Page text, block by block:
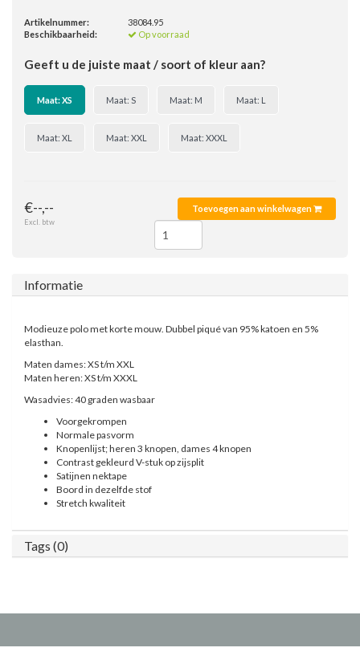
Artikelnummer:
38084.95
Beschikbaarheid:
Op voorraad
Geeft u de juiste maat / soort of kleur aan?
Maat: XS Maat: S Maat: M Maat: L
Maat: XL Maat: XXL Maat: XXXL
€--,--
Excl. btw
Toevoegen aan winkelwagen
Informatie
Modieuze polo met korte mouw. Dubbel piqué van 95% katoen en 5%
elasthan.
Maten dames: XS t/m XXL
Maten heren: XS t/m XXXL
Wasadvies: 40 graden wasbaar
Voorgekrompen
Normale pasvorm
Knopenlijst; heren 3 knopen, dames 4 knopen
Contrast gekleurd V-stuk op zijsplit
Satijnen nektape
Boord in dezelfde stof
Stretch kwaliteit
Tags (0)